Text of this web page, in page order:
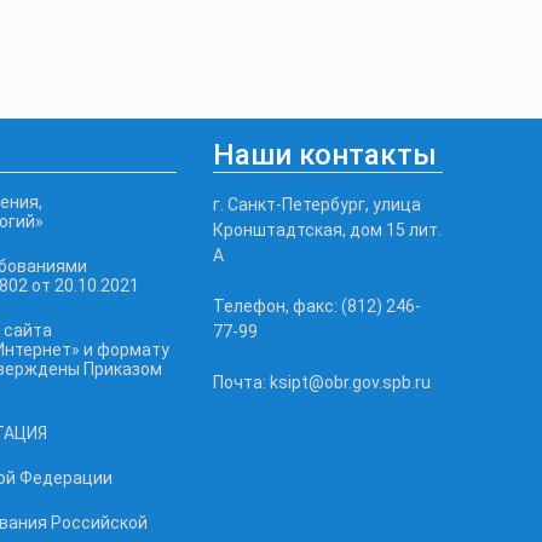
от 20.10.2021
и формату
Приказом
Федерации
Российской
Наши контакты
г. Санкт-Петербург, улица
Кронштадтская, дом 15 лит.
А
Телефон, факс: (812) 246-
77-99
Почта: ksipt@obr.gov.spb.ru